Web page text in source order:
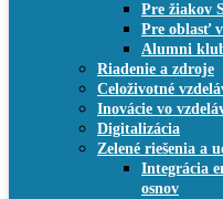
Pre žiakov
Pre oblasť
Alumni
Riadenie a zdroje
Celoživotné
Inovácie vo
Digitalizácia
Zelené riešenia a
Integrácia
osnov